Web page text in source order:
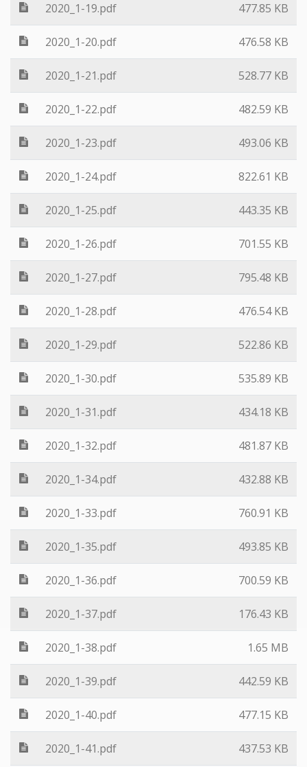
2020_1-19.pdf 477.85 KB
2020_1-20.pdf 476.58 KB
2020_1-21.pdf 528.77 KB
2020_1-22.pdf 482.59 KB
2020_1-23.pdf 493.06 KB
2020_1-24.pdf 822.61 KB
2020_1-25.pdf 443.35 KB
2020_1-26.pdf 701.55 KB
2020_1-27.pdf 795.48 KB
2020_1-28.pdf 476.54 KB
2020_1-29.pdf 522.86 KB
2020_1-30.pdf 535.89 KB
2020_1-31.pdf 434.18 KB
2020_1-32.pdf 481.87 KB
2020_1-34.pdf 432.88 KB
2020_1-33.pdf 760.91 KB
2020_1-35.pdf 493.85 KB
2020_1-36.pdf 700.59 KB
2020_1-37.pdf 176.43 KB
2020_1-38.pdf 1.65 MB
2020_1-39.pdf 442.59 KB
2020_1-40.pdf 477.15 KB
2020_1-41.pdf 437.53 KB